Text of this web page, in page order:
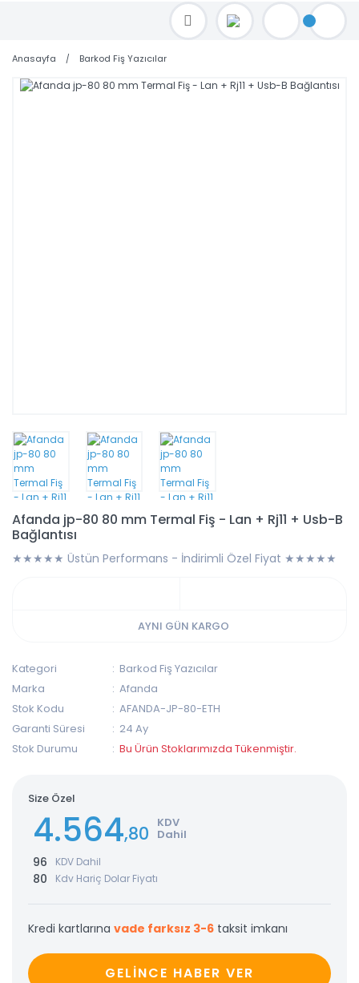
TOPTAN FİYAT ALMAK İÇİN satis@toptanbilgisayar.net MAİL ATINIZ.
SİPARİŞLERİNİZİ AYNI GÜN KARGO İLE GÖNDERİYORUZ!
Anasayfa Barkod Fiş Yazıcılar
Afanda jp-80 80 mm Termal Fiş - Lan + Rj11 + Usb-B
Bağlantısı
★★★★★ Üstün Performans - İndirimli Özel Fiyat ★★★★★
AYNI GÜN KARGO
Kategori
Barkod Fiş Yazıcılar
Marka
Afanda
Stok Kodu
AFANDA-JP-80-ETH
Garanti Süresi
24 Ay
Stok Durumu
Bu Ürün Stoklarımızda Tükenmiştir.
Size Özel
4.564,80 KDV
Dahil
96 KDV Dahil
80 Kdv Hariç Dolar Fiyatı
Kredi kartlarına vade farksız 3-6 taksit imkanı
GELİNCE HABER VER